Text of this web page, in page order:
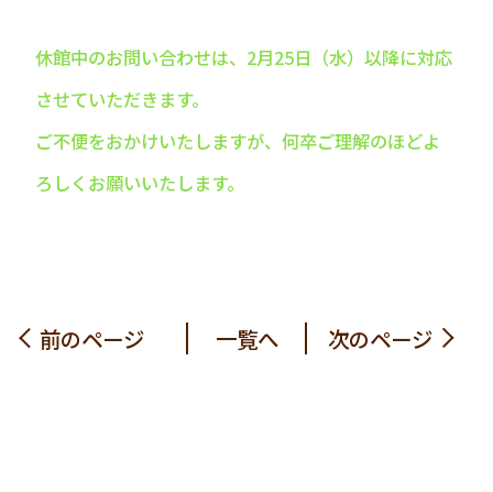
休館中のお問い合わせは、2月25日（水）以降に対応
させていただきます。
ご不便をおかけいたしますが、何卒ご理解のほどよ
ろしくお願いいたします。
前のページ 一覧へ 次のページ